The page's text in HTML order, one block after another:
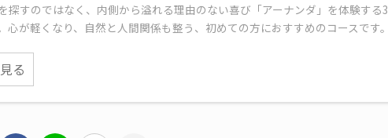
探すのではなく、内側から溢れる理由のない喜び「アーナンダ」を体験する
心が軽くなり、自然と人間関係も整う、初めての方におすすめのコースです。
る